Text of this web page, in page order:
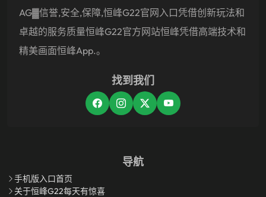
AG▓信誉,安全,保障,恒峰g22官网入口凭借创新玩法和
卓越的服务质量恒峰g22官方网站恒峰凭借高端技术和
精美画面恒峰app.。
找到我们
导航
手机版入口首页
关于恒峰g22每天有惊喜